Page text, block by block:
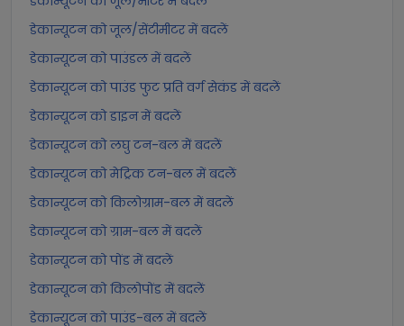
डेकान्यूटन को जूल/सेंटीमीटर में बदलें
डेकान्यूटन को पाउंडल में बदलें
डेकान्यूटन को पाउंड फुट प्रति वर्ग सेकंड में बदलें
डेकान्यूटन को डाइन में बदलें
डेकान्यूटन को लघु टन-बल में बदलें
डेकान्यूटन को मेट्रिक टन-बल में बदलें
डेकान्यूटन को किलोग्राम-बल में बदलें
डेकान्यूटन को ग्राम-बल में बदलें
डेकान्यूटन को पोंड में बदलें
डेकान्यूटन को किलोपोंड में बदलें
डेकान्यूटन को पाउंड-बल में बदलें